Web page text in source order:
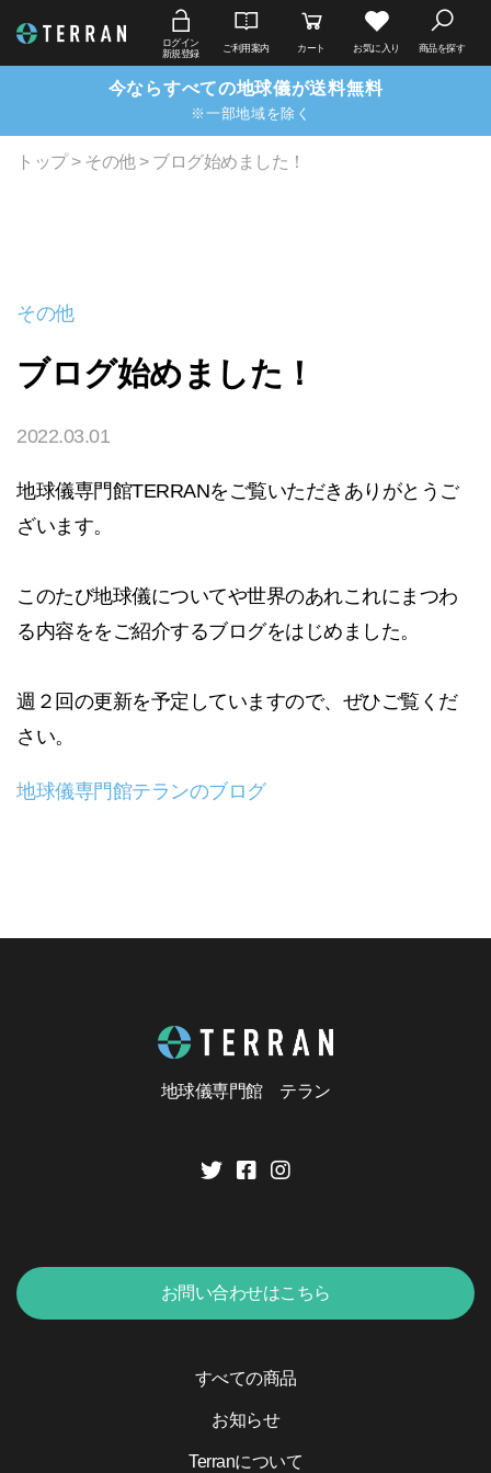
ログイン
新規登録
ご利用案内 カート お気に入り 商品を探す
今ならすべての地球儀が送料無料
※一部地域を除く
トップ> その他> ブログ始めました！
その他
ブログ始めました！
2022.03.01
地球儀専門館TERRANをご覧いただきありがとうご
ざいます。
このたび地球儀についてや世界のあれこれにまつわ
る内容ををご紹介するブログをはじめました。
週２回の更新を予定していますので、ぜひご覧くだ
さい。
地球儀専門館テランのブログ
地球儀専門館 テラン
お問い合わせはこちら
すべての商品
お知らせ
Terranについて